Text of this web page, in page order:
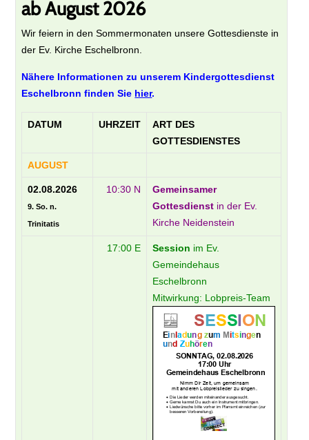
ab August 2026
Wir feiern in den Sommermonaten unsere Gottesdienste in
der Ev. Kirche Eschelbronn.
Nähere Informationen zu unserem Kindergottesdienst
Eschelbronn finden Sie hier.
DATUM UHRZEIT
ART DES
GOTTESDIENSTES
AUGUST
02.08.2026
9. So. n.
Trinitatis
10:30 N
Gemeinsamer
Gottesdienst in der Ev.
Kirche Neidenstein
17:00 E Session im Ev.
Gemeindehaus
Eschelbronn
Mitwirkung: Lobpreis-Team